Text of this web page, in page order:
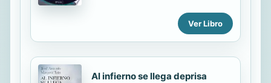
proyecto que sus miembros tienen
entre manos. Mientras enemigos
invisibles y tramas de espionaje
amenazan su...
al satanismo, surge una amistad
entre dos chicas completamente
opuestas: Lacey Chapman, una
solitaria y fácil de impresionar. Lacey
Ver Libro
Al infierno se llega deprisa